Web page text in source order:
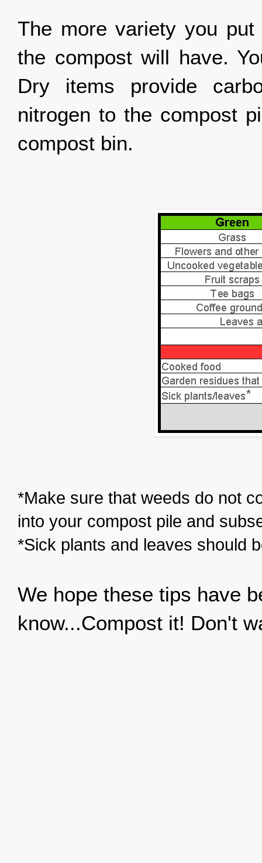
The more variety you
the compost will have.
Dry items provide
nitrogen to the compost
compost bin.
*Make sure that weeds do not
into your compost pile and
*Sick plants and leaves should
We hope these tips have
know...Compost it! Don't